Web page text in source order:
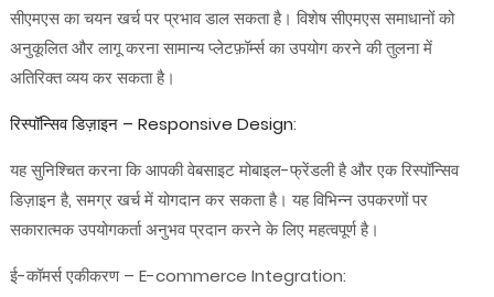
सीएमएस का चयन खर्च पर प्रभाव डाल सकता है। विशेष सीएमएस समाधानों को
अनुकूलित और लागू करना सामान्य प्लेटफ़ॉर्म्स का उपयोग करने की तुलना में
अतिरिक्त व्यय कर सकता है।
रिस्पॉन्सिव डिज़ाइन – Responsive Design:
यह सुनिश्चित करना कि आपकी वेबसाइट मोबाइल-फ्रेंडली है और एक रिस्पॉन्सिव
डिज़ाइन है, समग्र खर्च में योगदान कर सकता है। यह विभिन्न उपकरणों पर
सकारात्मक उपयोगकर्ता अनुभव प्रदान करने के लिए महत्वपूर्ण है।
ई-कॉमर्स एकीकरण – E-commerce Integration: